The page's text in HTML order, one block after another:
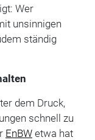
Wer
unsinnigen
ständig
dem Druck,
schnell zu
EnBWetwa hat